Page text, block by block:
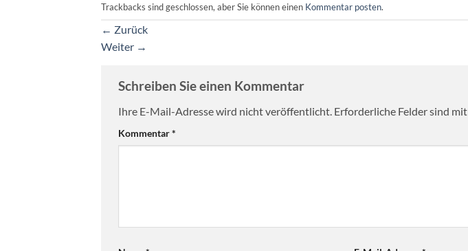
Trackbacks sind geschlossen, aber Sie können einen Kommentar posten.
← Zurück
Weiter →
Schreiben Sie einen Kommentar
Ihre E-Mail-Adresse wird nicht veröffentlicht. Erforderliche Felder sind mit
Kommentar*